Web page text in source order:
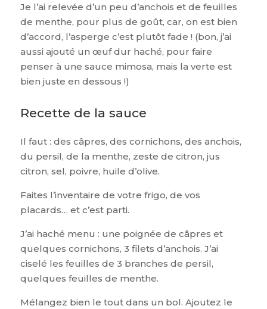
Je l’ai relevée d’un peu d’anchois et de feuilles
de menthe, pour plus de goût, car, on est bien
d’accord, l’asperge c’est plutôt fade ! (bon, j’ai
aussi ajouté un œuf dur haché, pour faire
penser à une sauce mimosa, mais la verte est
bien juste en dessous !)
Recette de la sauce
Il faut : des câpres, des cornichons, des anchois,
du persil, de la menthe, zeste de citron, jus
citron, sel, poivre, huile d’olive.
Faites l’inventaire de votre frigo, de vos
placards… et c’est parti.
J’ai haché menu : une poignée de câpres et
quelques cornichons, 3 filets d’anchois. J’ai
ciselé les feuilles de 3 branches de persil,
quelques feuilles de menthe.
Mélangez bien le tout dans un bol. Ajoutez le